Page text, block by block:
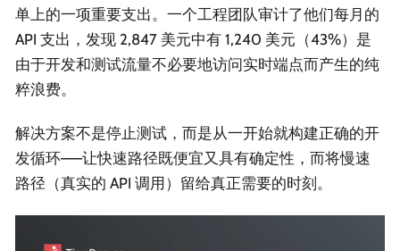
单上的一项重要支出。一个工程团队审计了他们每月的
API 支出，发现 2,847 美元中有 1,240 美元（43%）是
由于开发和测试流量不必要地访问实时端点而产生的纯
粹浪费。
解决方案不是停止测试，而是从一开始就构建正确的开
发循环——让快速路径既便宜又具有确定性，而将慢速
路径（真实的 API 调用）留给真正需要的时刻。